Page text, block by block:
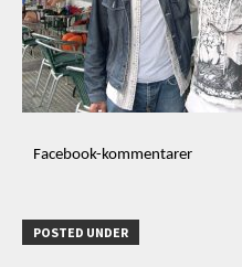
Facebook-kommentarer
POSTED UNDER